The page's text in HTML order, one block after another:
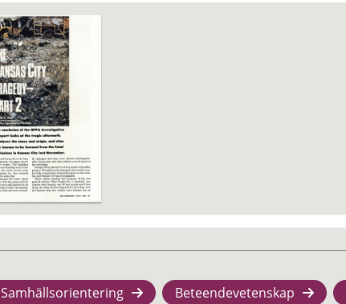
Samhällsorientering Beteendevetenskap